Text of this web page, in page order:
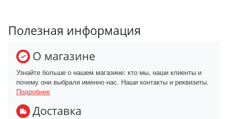
Полезная информация
О магазине
Узнайте больше о нашем магазине: кто мы, наши клиенты и
почему они выбрали именно нас. Наши контакты и реквизиты.
Подробнее
Доставка